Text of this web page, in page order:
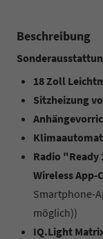
Beschreibung
18 Zoll
Sitzheizung
Radio "Ready
Wireless App-
Smartphone-
möglich))
IQ.Light